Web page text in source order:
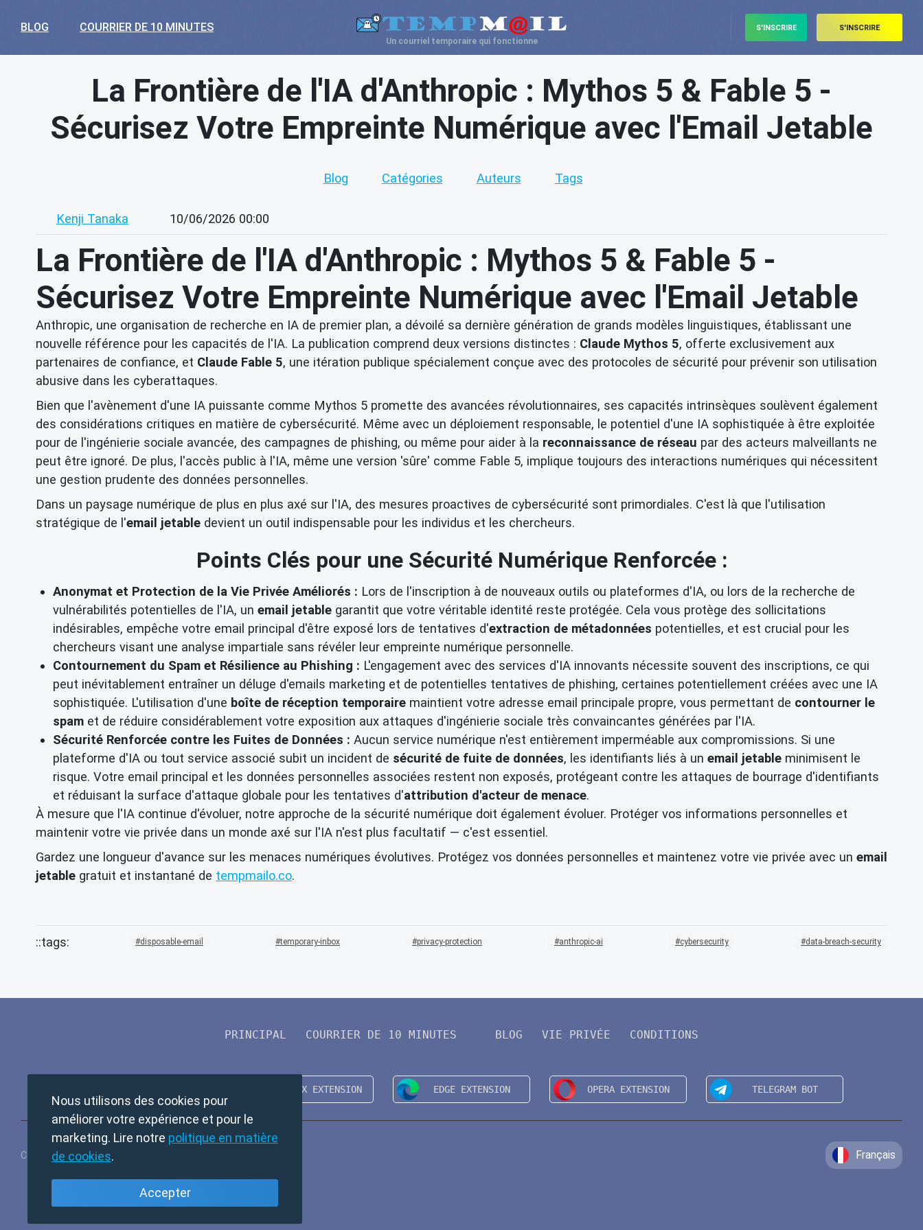
BLOG COURRIER DE 10 MINUTES
Un courriel temporaire qui fonctionne
S'INSCRIRE S'INSCRIRE
La Frontière de l'IA d'Anthropic : Mythos 5 & Fable 5 -
Sécurisez Votre Empreinte Numérique avec l'Email Jetable
Blog Catégories Auteurs Tags
Kenji Tanaka 10/06/2026 00:00
La Frontière de l'IA d'Anthropic : Mythos 5 & Fable 5 -
Sécurisez Votre Empreinte Numérique avec l'Email Jetable
Anthropic, une organisation de recherche en IA de premier plan, a dévoilé sa dernière génération de grands modèles linguistiques, établissant une
nouvelle référence pour les capacités de l'IA. La publication comprend deux versions distinctes : Claude Mythos 5, offerte exclusivement aux
partenaires de confiance, et Claude Fable 5, une itération publique spécialement conçue avec des protocoles de sécurité pour prévenir son utilisation
abusive dans les cyberattaques.
Bien que l'avènement d'une IA puissante comme Mythos 5 promette des avancées révolutionnaires, ses capacités intrinsèques soulèvent également
des considérations critiques en matière de cybersécurité. Même avec un déploiement responsable, le potentiel d'une IA sophistiquée à être exploitée
pour de l'ingénierie sociale avancée, des campagnes de phishing, ou même pour aider à la reconnaissance de réseau par des acteurs malveillants ne
peut être ignoré. De plus, l'accès public à l'IA, même une version 'sûre' comme Fable 5, implique toujours des interactions numériques qui nécessitent
une gestion prudente des données personnelles.
Dans un paysage numérique de plus en plus axé sur l'IA, des mesures proactives de cybersécurité sont primordiales. C'est là que l'utilisation
stratégique de l'email jetable devient un outil indispensable pour les individus et les chercheurs.
Points Clés pour une Sécurité Numérique Renforcée :
Anonymat et Protection de la Vie Privée Améliorés : Lors de l'inscription à de nouveaux outils ou plateformes d'IA, ou lors de la recherche de
vulnérabilités potentielles de l'IA, un email jetable garantit que votre véritable identité reste protégée. Cela vous protège des sollicitations
indésirables, empêche votre email principal d'être exposé lors de tentatives d'extraction de métadonnées potentielles, et est crucial pour les
chercheurs visant une analyse impartiale sans révéler leur empreinte numérique personnelle.
Contournement du Spam et Résilience au Phishing : L'engagement avec des services d'IA innovants nécessite souvent des inscriptions, ce qui
peut inévitablement entraîner un déluge d'emails marketing et de potentielles tentatives de phishing, certaines potentiellement créées avec une IA
sophistiquée. L'utilisation d'une boîte de réception temporaire maintient votre adresse email principale propre, vous permettant de contourner le
spam et de réduire considérablement votre exposition aux attaques d'ingénierie sociale très convaincantes générées par l'IA.
Sécurité Renforcée contre les Fuites de Données : Aucun service numérique n'est entièrement imperméable aux compromissions. Si une
plateforme d'IA ou tout service associé subit un incident de sécurité de fuite de données, les identifiants liés à un email jetable minimisent le
risque. Votre email principal et les données personnelles associées restent non exposés, protégeant contre les attaques de bourrage d'identifiants
et réduisant la surface d'attaque globale pour les tentatives d'attribution d'acteur de menace.
À mesure que l'IA continue d'évoluer, notre approche de la sécurité numérique doit également évoluer. Protéger vos informations personnelles et
maintenir votre vie privée dans un monde axé sur l'IA n'est plus facultatif — c'est essentiel.
Gardez une longueur d'avance sur les menaces numériques évolutives. Protégez vos données personnelles et maintenez votre vie privée avec un email
jetable gratuit et instantané de tempmailo.co.
disposable-email temporary-inbox privacy-protection anthropic-ai cybersecurity data-breach-security
PRINCIPAL COURRIER DE 10 MINUTES BLOG VIE PRIVÉE CONDITIONS
Copyright © 2024 TempMail. All rights reserved. Français
Nous utilisons des cookies pour
améliorer votre expérience et pour le
marketing. Lire notre politique en matière
de cookies.
Accepter